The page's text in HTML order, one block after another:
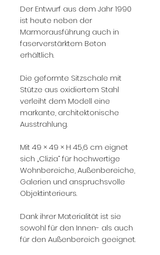
Der Entwurf aus dem Jahr 1990
ist heute neben der
Marmorausführung auch in
faserverstärktem Beton
erhältlich.
Die geformte Sitzschale mit
Stütze aus oxidiertem Stahl
verleiht dem Modell eine
markante, architektonische
Ausstrahlung.
Mit 49 × 49 × H 45,6 cm eignet
sich „Clizia“ für hochwertige
Wohnbereiche, Außenbereiche,
Galerien und anspruchsvolle
Objektinterieurs.
Dank ihrer Materialität ist sie
sowohl für den Innen- als auch
für den Außenbereich geeignet.